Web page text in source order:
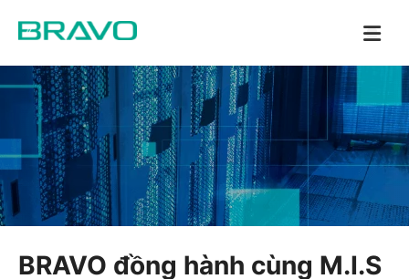
BRAVO đồng hành cùng M.I.S